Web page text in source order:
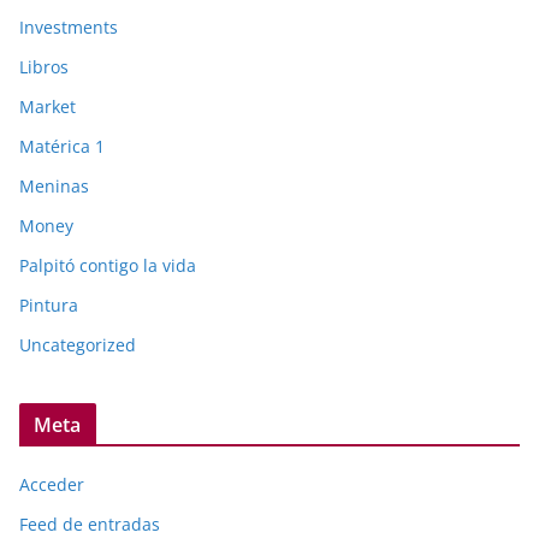
Investments
Libros
Market
Matérica 1
Meninas
Money
Palpitó contigo la vida
Pintura
Uncategorized
Meta
Acceder
Feed de entradas